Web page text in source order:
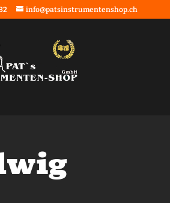
info@patsinstrumentenshop.ch